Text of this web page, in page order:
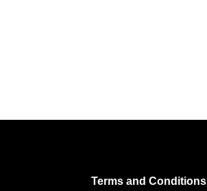
Terms and Conditions